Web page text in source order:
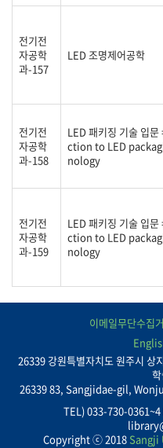
전기전
자공학
과-157
LED 조명제어공학
전기전
자공학
과-158
LED 패키징 기술 입
ction to LED
nology
전기전
자공학
과-159
LED 패키징 기술 입
ction to LED
nology
이메일무단수집
26339 강원특별자치도 원주시 상
26339 83, Sangjidae-gil,
TEL) 033-730-
Copyright ⓒ 2018 Sangji